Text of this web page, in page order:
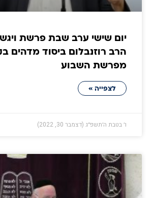
יום שישי ערב שבת פרשת
הרב רוזנבלום ביסוד מדהים
מפרשת השבוע
לצפייה »
ו׳ בטבת ה׳תשפ״ג (דצמבר 30, 2022)